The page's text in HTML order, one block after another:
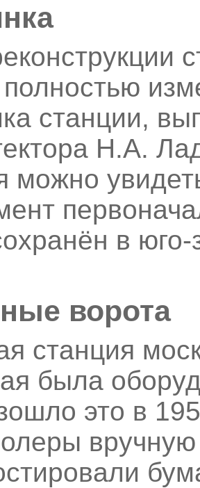
станции,
Н.А.
можно
в
ворота
станция
была
это в